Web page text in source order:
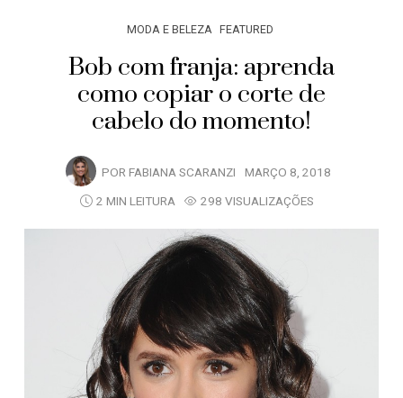
MODA E BELEZA FEATURED
Bob com franja: aprenda
como copiar o corte de
cabelo do momento!
POR FABIANA SCARANZI MARÇO 8, 2018
2 MIN LEITURA
298 VISUALIZAÇÕES